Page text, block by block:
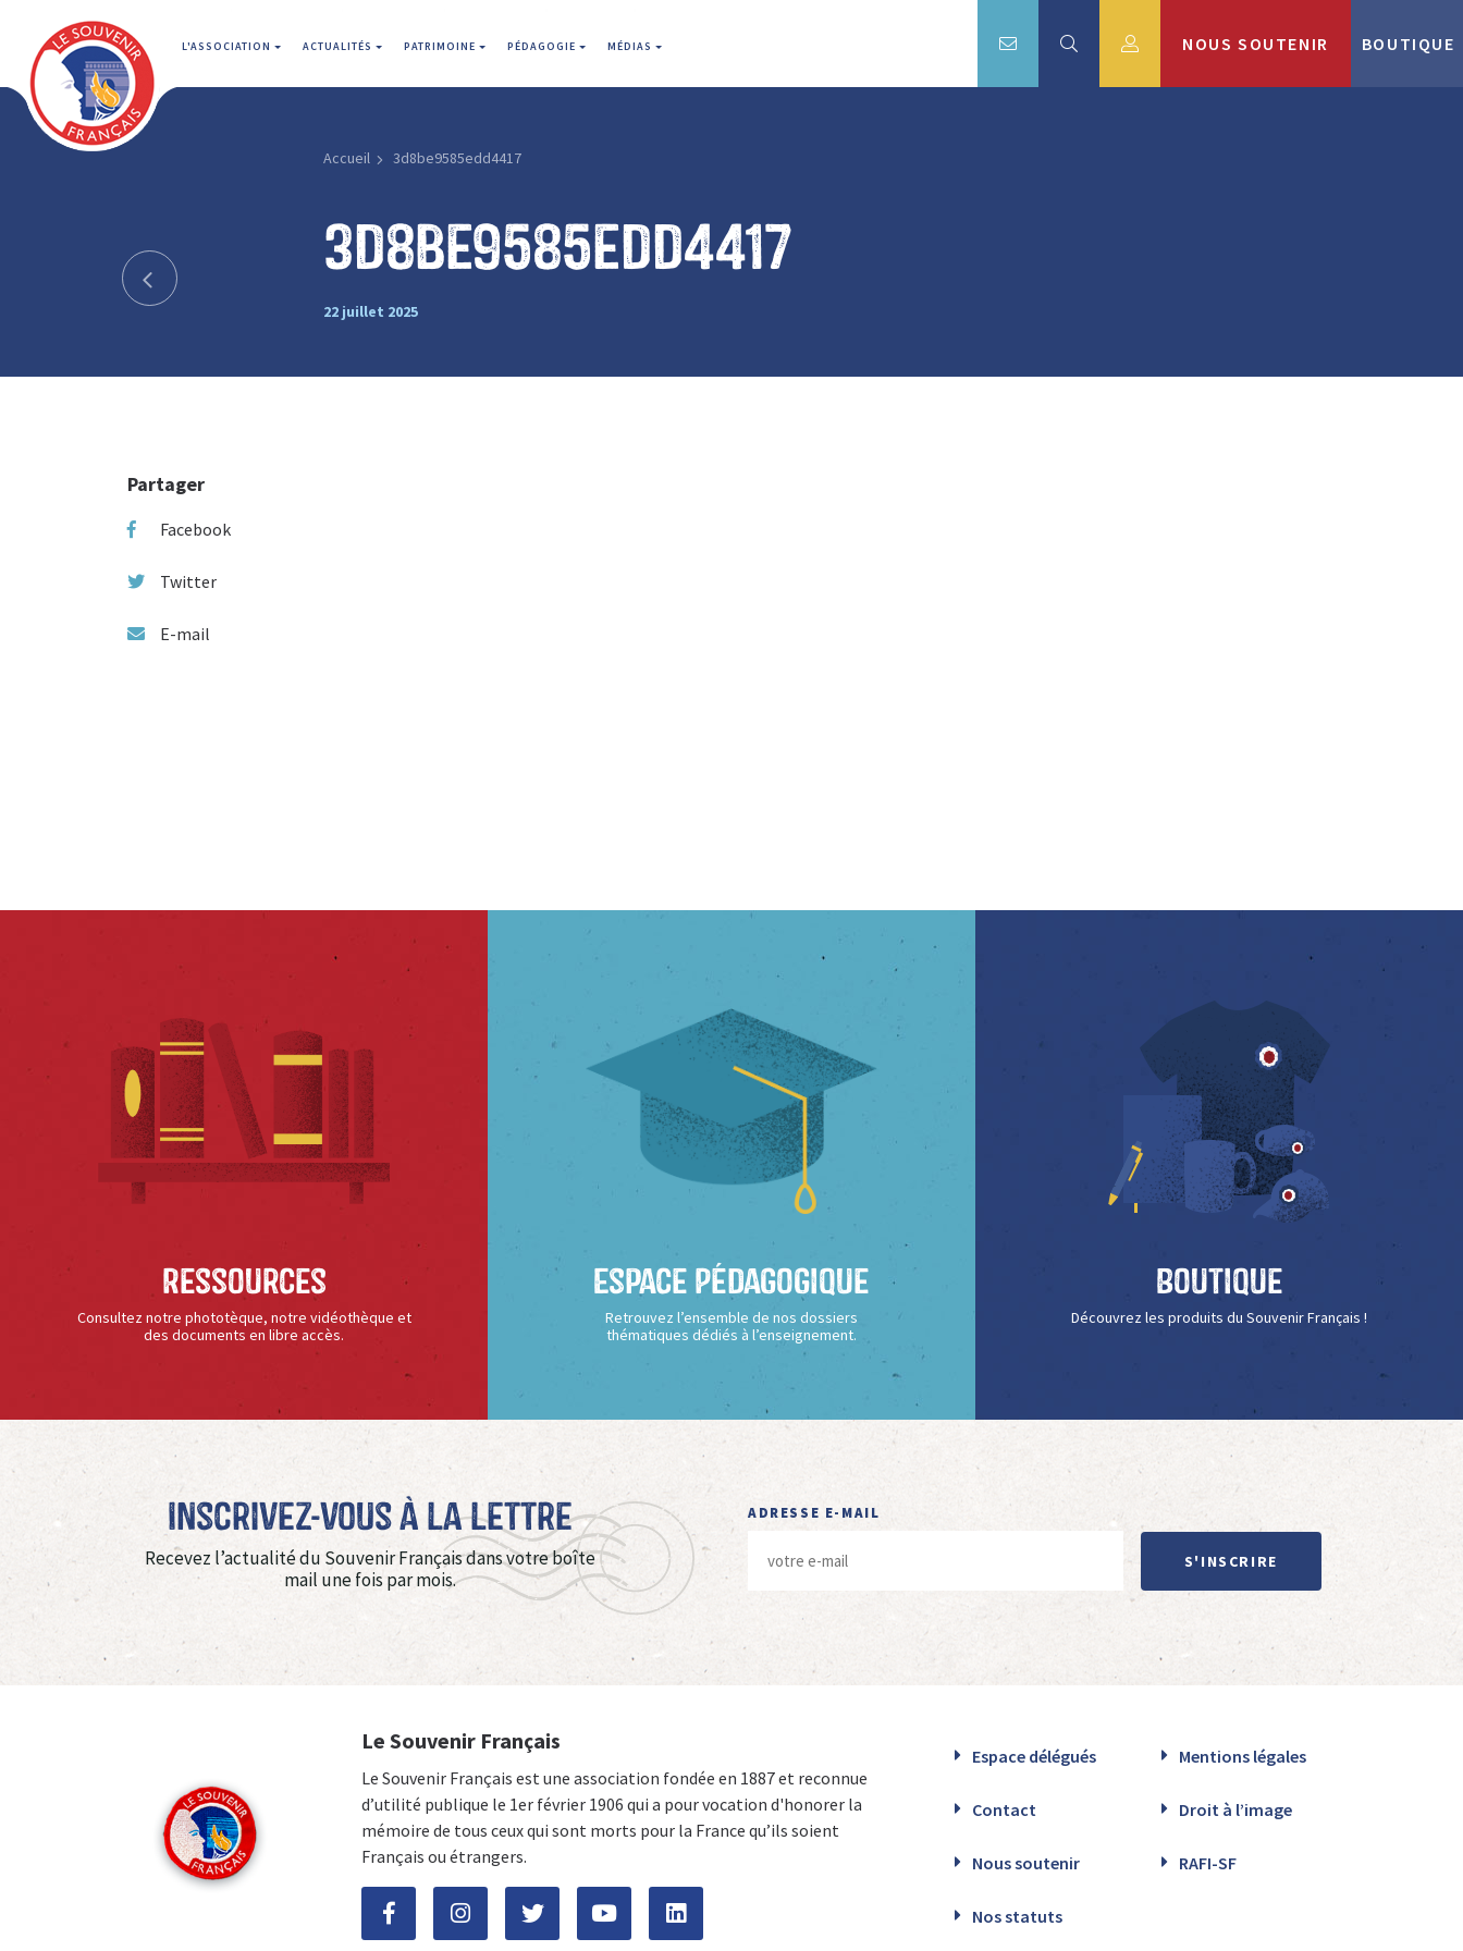
L'ASSOCIATION ACTUALITÉS PATRIMOINE PÉDAGOGIE MÉDIAS NOUS SOUTENIR BOUTIQUE
Accueil 3d8be9585edd4417
3d8be9585edd4417
22 juillet 2025
Partager
Facebook
Twitter
E-mail
Ressources
Consultez notre phototèque, notre vidéothèque et
des documents en libre accès.
Espace Pédagogique
Retrouvez l’ensemble de nos dossiers
thématiques dédiés à l’enseignement.
Boutique
Découvrez les produits du Souvenir Français !
Inscrivez-vous à La Lettre
Recevez l’actualité du Souvenir Français dans votre boîte
mail une fois par mois.
ADRESSE E-MAIL
S'INSCRIRE
Le Souvenir Français
Le Souvenir Français est une association fondée en 1887 et reconnue
d’utilité publique le 1er février 1906 qui a pour vocation d'honorer la
mémoire de tous ceux qui sont morts pour la France qu’ils soient
Français ou étrangers.
Espace délégués Mentions légales
Contact Droit à l’image
Nous soutenir RAFI-SF
Nos statuts